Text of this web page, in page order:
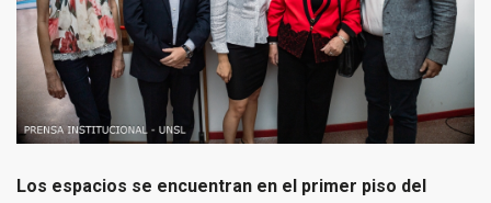
Los espacios se encuentran en el primer piso del